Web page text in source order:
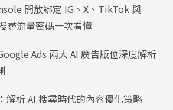
開放綁定 IG、X、TikTok 與
尋流量密碼一次看懂
Ads 兩大 AI 廣告版位深度解析
解析 AI 搜尋時代的內容優化策略